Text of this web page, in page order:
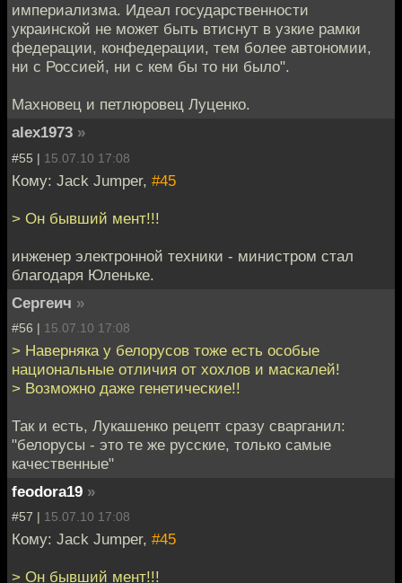
империализма. Идеал государственности
украинской не может быть втиснут в узкие рамки
федерации, конфедерации, тем более автономии,
ни с Россией, ни с кем бы то ни было".
Махновец и петлюровец Луценко.
alex1973 »
#55 | 15.07.10 17:08
Кому: Jack Jumper, #45
> Он бывший мент!!!
инженер электронной техники - министром стал
благодаря Юленьке.
Сергеич »
#56 | 15.07.10 17:08
> Наверняка у белорусов тоже есть особые
национальные отличия от хохлов и маскалей!
> Возможно даже генетические!!
Так и есть, Лукашенко рецепт сразу сварганил:
"белорусы - это те же русские, только самые
качественные"
feodora19 »
#57 | 15.07.10 17:08
Кому: Jack Jumper, #45
> Он бывший мент!!!